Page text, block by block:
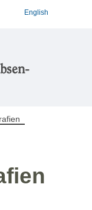
English